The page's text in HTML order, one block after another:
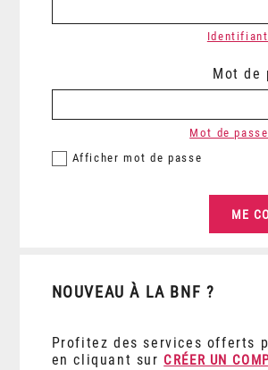
Mot de
Afficher mot de passe
Mot de
NOUVEAU À LA BNF ?
Profitez des services offerts
en cliquant sur CRÉER UN